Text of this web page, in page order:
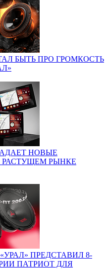
БЫТЬ ПРО ГРОМКОСТЬ
НОВЫЕ
РЫНКЕ
ПРЕДСТАВИЛ 8-
ПАТРИОТ ДЛЯ